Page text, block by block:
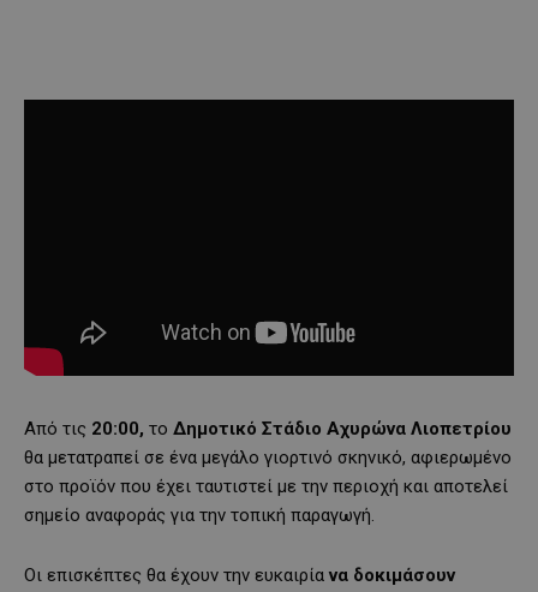
Από τις 20:00, το Δημοτικό Στάδιο Αχυρώνα Λιοπετρίου
θα μετατραπεί σε ένα μεγάλο γιορτινό σκηνικό, αφιερωμένο
στο προϊόν που έχει ταυτιστεί με την περιοχή και αποτελεί
σημείο αναφοράς για την τοπική παραγωγή.
Οι επισκέπτες θα έχουν την ευκαιρία να δοκιμάσουν